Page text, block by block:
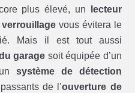
plus élevé, un
lecteur
verrouillagevous évitera le
Mais il est tout aussi
garage soit équipée d’un
système de détection
de l’ouverture de